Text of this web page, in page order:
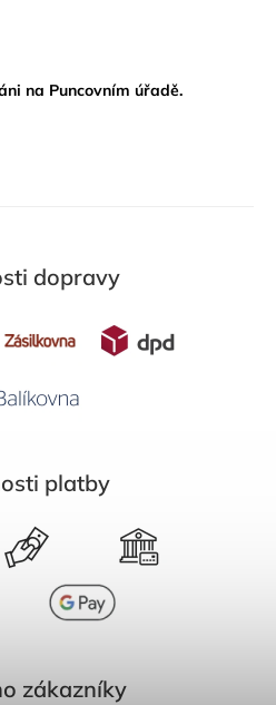
na Puncovním úřadě.
dopravy
platby
zákazníky